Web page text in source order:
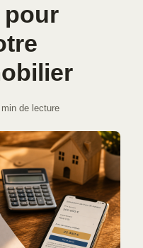
pour
de lecture